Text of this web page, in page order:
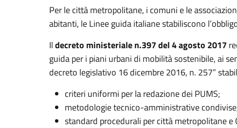
Per le città metropolitane, i comuni e le
abitanti, le Linee guida italiane stabiliscono
Ildecreto ministeriale n.397 del 4 agosto 2017
guida per i piani urbani di mobilità sostenibile, ai
decreto legislativo 16 dicembre 2016, n. 257”
criteri uniformi per la redazione dei PUMS;
metodologie tecnico-amministrative
standard procedurali per città metropolitane e